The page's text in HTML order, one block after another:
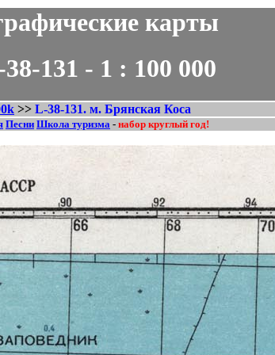
карты
- 1 : 100 000
>> L-38-131. м. Брянская Коса
Песни Школа туризма - набор круглый год!